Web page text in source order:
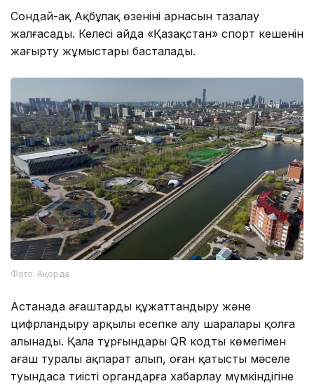
Сондай-ақ Ақбұлақ өзенінің арнасын тазалау
жалғасады. Келесі айда «Қазақстан» спорт кешенін
жаңғырту жұмыстары басталады.
Фото: Ақорда
Астанада ағаштарды құжаттандыру және
цифрландыру арқылы есепке алу шаралары қолға
алынады. Қала тұрғындары QR кодтың көмегімен
ағаш туралы ақпарат алып, оған қатысты мәселе
туындаса тиісті органдарға хабарлау мүмкіндігіне